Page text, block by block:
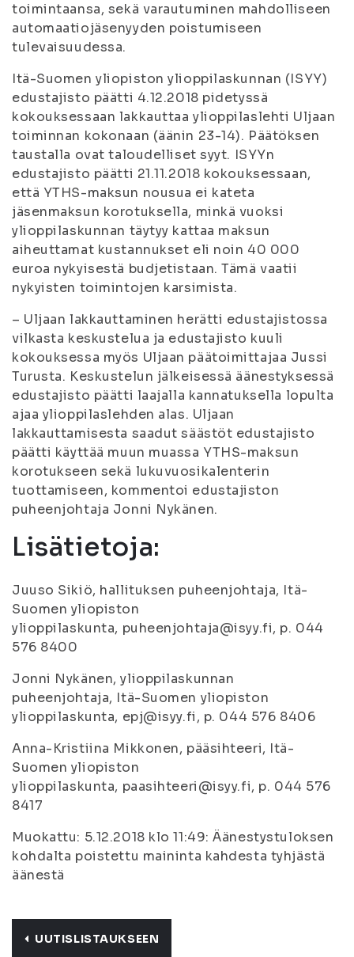
toimintaansa, sekä varautuminen mahdolliseen
automaatiojäsenyyden poistumiseen
tulevaisuudessa.
Itä-Suomen yliopiston ylioppilaskunnan (ISYY)
edustajisto päätti 4.12.2018 pidetyssä
kokouksessaan lakkauttaa ylioppilaslehti Uljaan
toiminnan kokonaan (äänin 23-14). Päätöksen
taustalla ovat taloudelliset syyt. ISYYn
edustajisto päätti 21.11.2018 kokouksessaan,
että YTHS-maksun nousua ei kateta
jäsenmaksun korotuksella, minkä vuoksi
ylioppilaskunnan täytyy kattaa maksun
aiheuttamat kustannukset eli noin 40 000
euroa nykyisestä budjetistaan. Tämä vaatii
nykyisten toimintojen karsimista.
– Uljaan lakkauttaminen herätti edustajistossa
vilkasta keskustelua ja edustajisto kuuli
kokouksessa myös Uljaan päätoimittajaa Jussi
Turusta. Keskustelun jälkeisessä äänestyksessä
edustajisto päätti laajalla kannatuksella lopulta
ajaa ylioppilaslehden alas. Uljaan
lakkauttamisesta saadut säästöt edustajisto
päätti käyttää muun muassa YTHS-maksun
korotukseen sekä lukuvuosikalenterin
tuottamiseen, kommentoi edustajiston
puheenjohtaja Jonni Nykänen.
Lisätietoja:
Juuso Sikiö, hallituksen puheenjohtaja, Itä-
Suomen yliopiston
ylioppilaskunta, puheenjohtaja@isyy.fi, p. 044
576 8400
Jonni Nykänen, ylioppilaskunnan
puheenjohtaja, Itä-Suomen yliopiston
ylioppilaskunta, epj@isyy.fi, p. 044 576 8406
Anna-Kristiina Mikkonen, pääsihteeri, Itä-
Suomen yliopiston
ylioppilaskunta, paasihteeri@isyy.fi, p. 044 576
8417
Muokattu: 5.12.2018 klo 11:49: Äänestystuloksen
kohdalta poistettu maininta kahdesta tyhjästä
äänestä
UUTISLISTAUKSEEN